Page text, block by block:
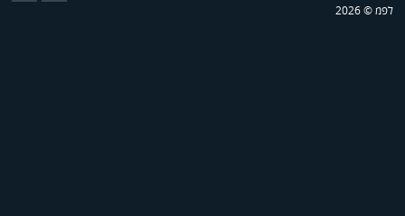
לפמ © 2026
Us
Us